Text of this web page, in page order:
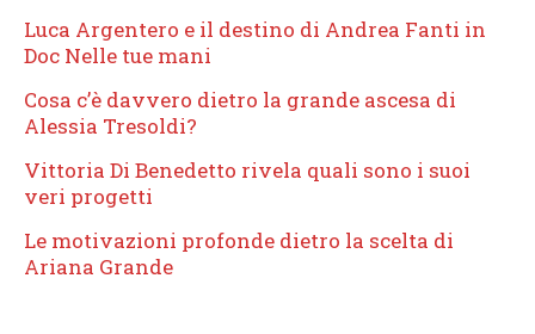
Luca Argentero e il destino di Andrea Fanti in
Doc Nelle tue mani
Cosa c’è davvero dietro la grande ascesa di
Alessia Tresoldi?
Vittoria Di Benedetto rivela quali sono i suoi
veri progetti
Le motivazioni profonde dietro la scelta di
Ariana Grande